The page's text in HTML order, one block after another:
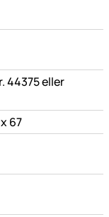
44375 eller
67